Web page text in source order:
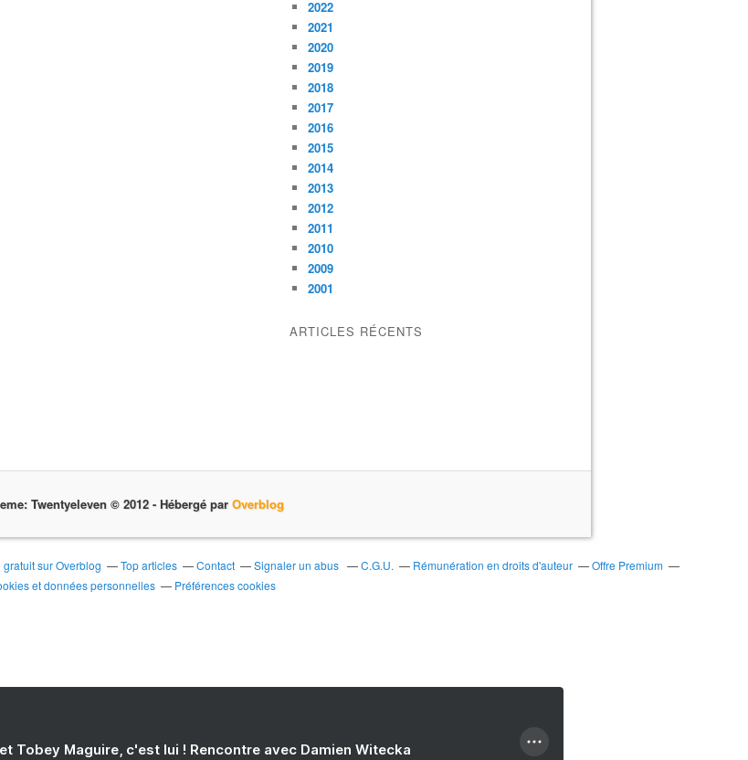
2022
2021
2020
2019
2018
2017
2016
2015
2014
2013
2012
2011
2010
2009
2001
ARTICLES RÉCENTS
Twentyeleven © 2012 - Hébergé par Overblog
sur Overblog Top articles Contact Signaler un abus C.G.U. Rémunération en droits d'auteur
Offre Premium
et données personnelles
Préférences cookies
Tobey Maguire, c'est lui ! Rencontre avec Damien Witecka